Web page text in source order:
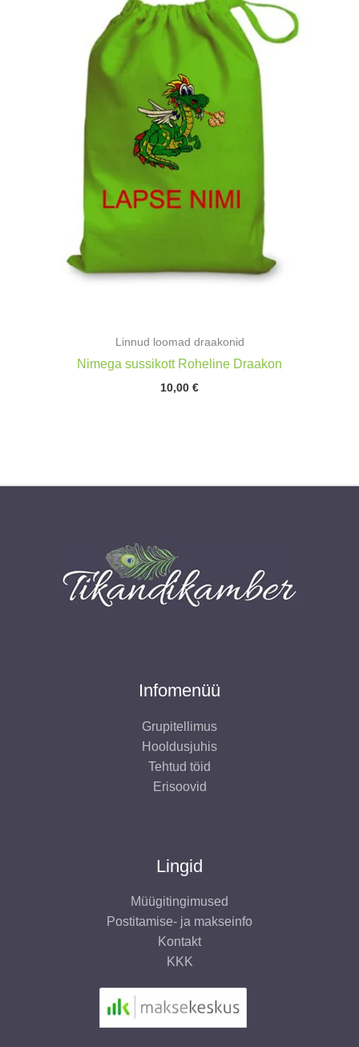
Linnud loomad draakonid
Nimega sussikott Roheline Draakon
10,00 €
Infomenüü
Grupitellimus
Hooldusjuhis
Tehtud töid
Erisoovid
Lingid
Müügitingimused
Postitamise- ja makseinfo
Kontakt
KKK